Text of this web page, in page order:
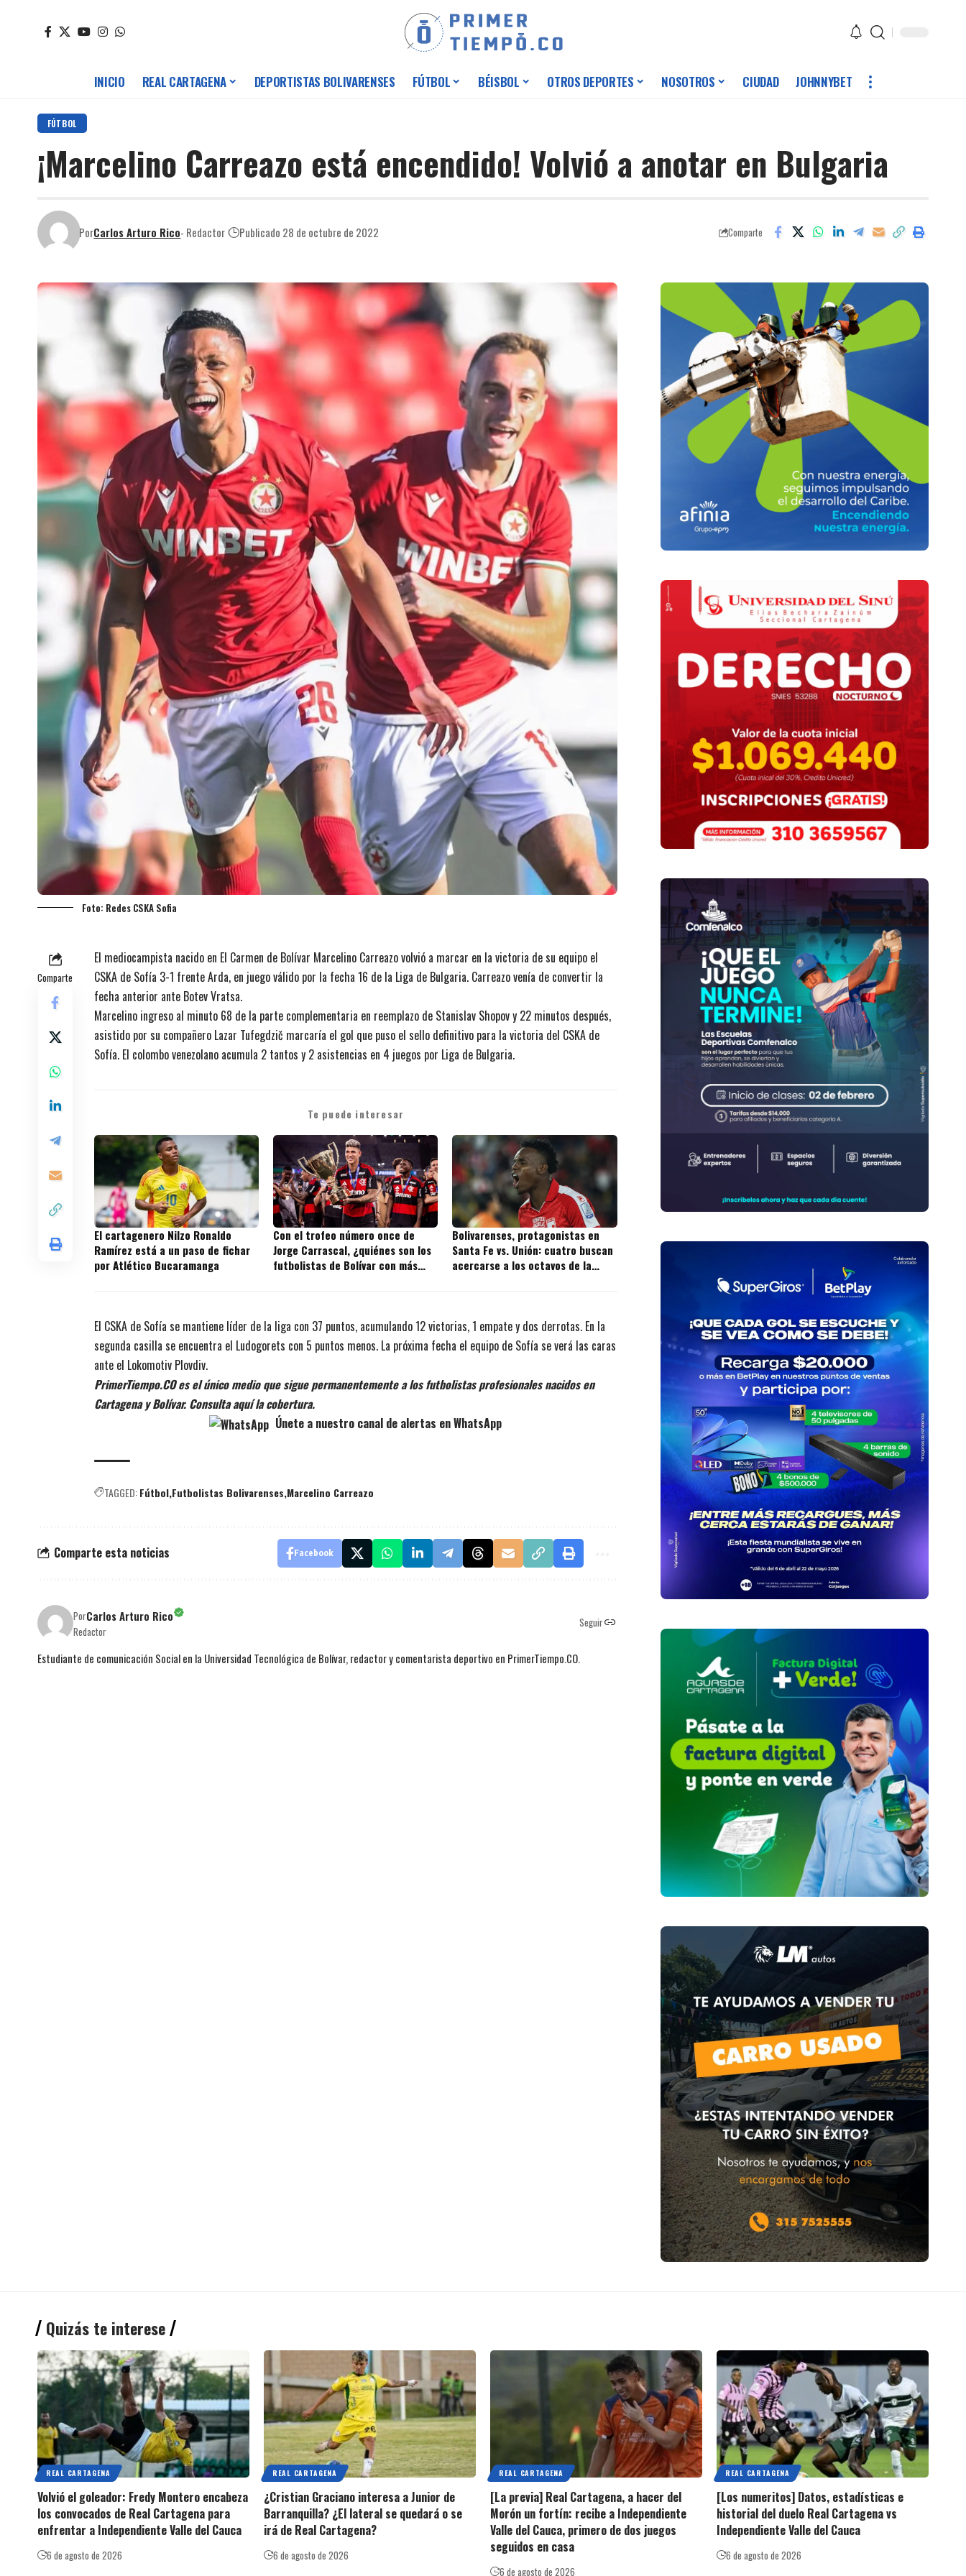
INICIO REAL CARTAGENA DEPORTISTAS BOLIVARENSES FÚTBOL BÉISBOL OTROS DEPORTES NOSOTROS CIUDAD JOHNNYBET
FÚTBOL
¡Marcelino Carreazo está encendido! Volvió a anotar en Bulgaria
PorCarlos Arturo Rico- Redactor Publicado 28 de octubre de 2022 Comparte
Foto: Redes CSKA Sofia
Comparte
El mediocampista nacido en El Carmen de Bolívar Marcelino Carreazo volvió a marcar en la victoria de su equipo el
CSKA de Sofía 3-1 frente Arda, en juego válido por la fecha 16 de la Liga de Bulgaria. Carreazo venía de convertir la
fecha anterior ante Botev Vratsa.
Marcelino ingreso al minuto 68 de la parte complementaria en reemplazo de Stanislav Shopov y 22 minutos después,
asistido por su compañero Lazar Tufegdzič marcaría el gol que puso el sello definitivo para la victoria del CSKA de
Sofía. El colombo venezolano acumula 2 tantos y 2 asistencias en 4 juegos por Liga de Bulgaria.
Te puede interesar
El cartagenero Nilzo Ronaldo
Ramírez está a un paso de fichar
por Atlético Bucaramanga
Con el trofeo número once de
Jorge Carrascal, ¿quiénes son los
futbolistas de Bolívar con más
Bolivarenses, protagonistas en
Santa Fe vs. Unión: cuatro buscan
acercarse a los octavos de la
El CSKA de Sofía se mantiene líder de la liga con 37 puntos, acumulando 12 victorias, 1 empate y dos derrotas. En la
segunda casilla se encuentra el Ludogorets con 5 puntos menos. La próxima fecha el equipo de Sofía se verá las caras
ante el Lokomotiv Plovdiv.
PrimerTiempo.CO es el único medio que sigue permanentemente a los futbolistas profesionales nacidos en
Cartagena y Bolívar. Consulta aquí la cobertura.
Únete a nuestro canal de alertas en WhatsApp
TAGGED:Fútbol Futbolistas Bolivarenses Marcelino Carreazo
Comparte esta noticias Facebook
PorCarlos Arturo Rico
Redactor
Seguir
Estudiante de comunicación Social en la Universidad Tecnológica de Bolívar, redactor y comentarista deportivo en PrimerTiempo.CO.
Quizás te interese
REAL CARTAGENA
Volvió el goleador: Fredy Montero encabeza
los convocados de Real Cartagena para
enfrentar a Independiente Valle del Cauca
6 de agosto de 2026
REAL CARTAGENA
¿Cristian Graciano interesa a Junior de
Barranquilla? ¿El lateral se quedará o se
irá de Real Cartagena?
6 de agosto de 2026
REAL CARTAGENA
[La previa] Real Cartagena, a hacer del
Morón un fortín: recibe a Independiente
Valle del Cauca, primero de dos juegos
seguidos en casa
6 de agosto de 2026
REAL CARTAGENA
[Los numeritos] Datos, estadísticas e
historial del duelo Real Cartagena vs
Independiente Valle del Cauca
6 de agosto de 2026